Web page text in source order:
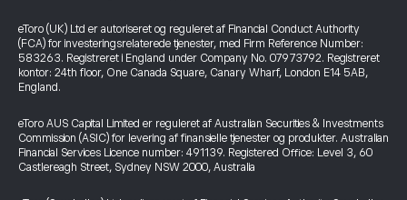
eToro (UK) Ltd er autoriseret og reguleret af Financial Conduct Authority
(FCA) for investeringsrelaterede tjenester, med Firm Reference Number:
583263. Registreret i England under Company No. 07973792. Registreret
kontor: 24th floor, One Canada Square, Canary Wharf, London E14 5AB,
England.
eToro AUS Capital Limited er reguleret af Australian Securities & Investments
Commission (ASIC) for levering af finansielle tjenester og produkter. Australian
Financial Services Licence number: 491139. Registered Office: Level 3, 60
Castlereagh Street, Sydney NSW 2000, Australia